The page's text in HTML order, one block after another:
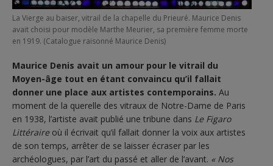
La Vierge au baiser, vitrail de la chapelle du Prieuré. Maurice Denis
avait choisi pour modèle Marthe Meurier, sa première femme morte
en 1919. (Catalogue raisonné Maurice Denis)
Maurice Denis avait un amour pour le vitrail du
Moyen-âge tout en étant convaincu qu’il fallait
donner une place aux artistes contemporains. Au
moment de la querelle des vitraux de Notre-Dame de Paris
en 1938, l’artiste avait publié une tribune dans Le Figaro
Littéraireoù il écrivait qu’il fallait donner la voix aux artistes
de son temps, arrêter de se laisser écraser par les
archéologues, par l’art du passé et aller de l’avant. « Nos